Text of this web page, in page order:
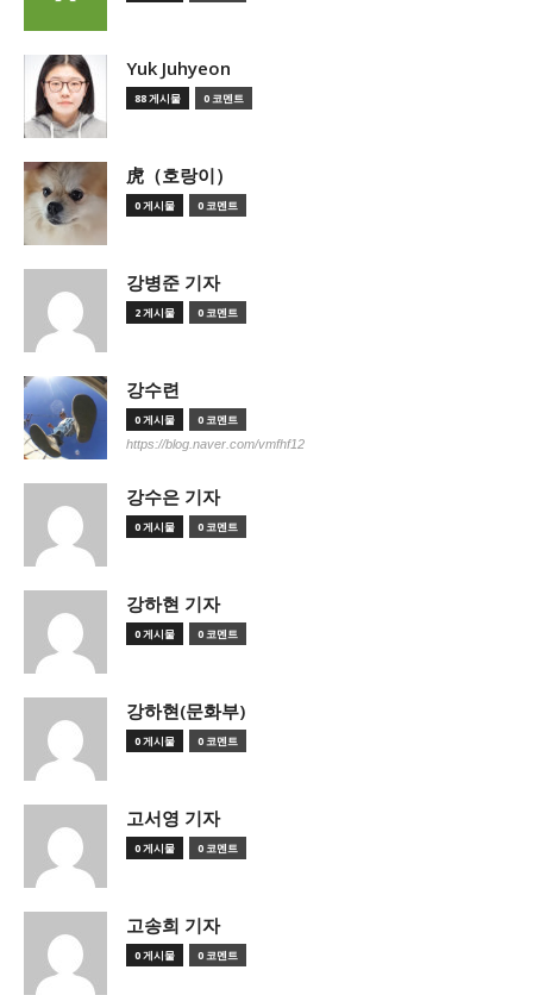
Yuk Juhyeon
88 게시물 0 코멘트
虎（호랑이）
0 게시물 0 코멘트
강병준 기자
2 게시물 0 코멘트
강수련
0 게시물 0 코멘트
https://blog.naver.com/vmfhf12
강수은 기자
0 게시물 0 코멘트
강하현 기자
0 게시물 0 코멘트
강하현(문화부)
0 게시물 0 코멘트
고서영 기자
0 게시물 0 코멘트
고송희 기자
0 게시물 0 코멘트